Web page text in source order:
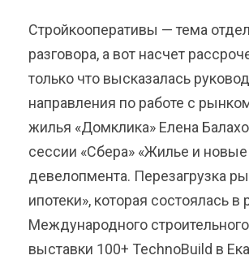
Стройкооперативы — тема
разговора, а вот насчет
только что высказалась
направления по работе с
жилья «Домклика» Елена
сессии «Сбера» «Жилье и
девелопмента. Перезагрузка
ипотеки», которая состоялась в
Международного
выставки 100+ TechnoBuild в